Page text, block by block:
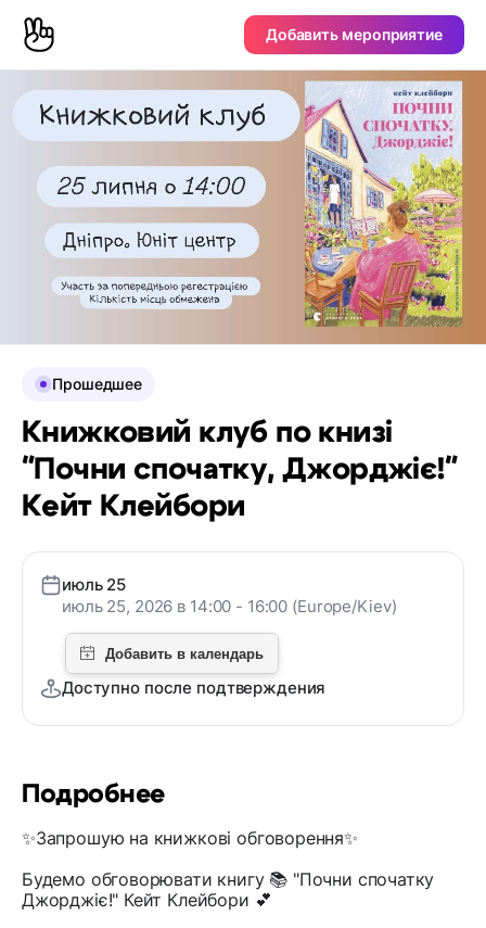
Добавить мероприятие
Подробнее
✨️Запрошую на книжкові обговорення✨️
Будемо обговорювати книгу 📚 "Почни спочатку
Джорджіє!" Кейт Клейбори 💕
Прошедшее
Книжковий клуб по книзі
"Почни спочатку, Джорджіє!"
Кейт Клейбори
июль 25
июль 25, 2026 в 14:00 - 16:00 (Europe/Kiev)
Доступно после подтверждения